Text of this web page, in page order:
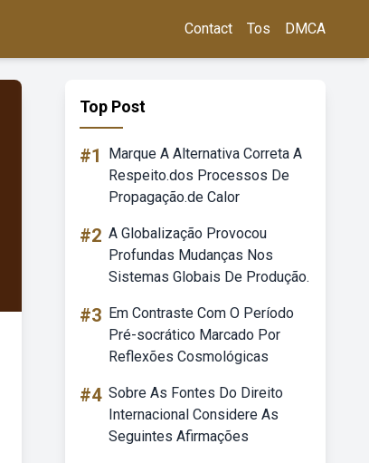
Contact Tos DMCA
Top Post
#1
Marque A Alternativa Correta A
Respeito.dos Processos De
Propagação.de Calor
#2 A Globalização Provocou
Profundas Mudanças Nos
Sistemas Globais De Produção.
#3 Em Contraste Com O Período
Pré-socrático Marcado Por
Reflexões Cosmológicas
#4 Sobre As Fontes Do Direito
Internacional Considere As
Seguintes Afirmações